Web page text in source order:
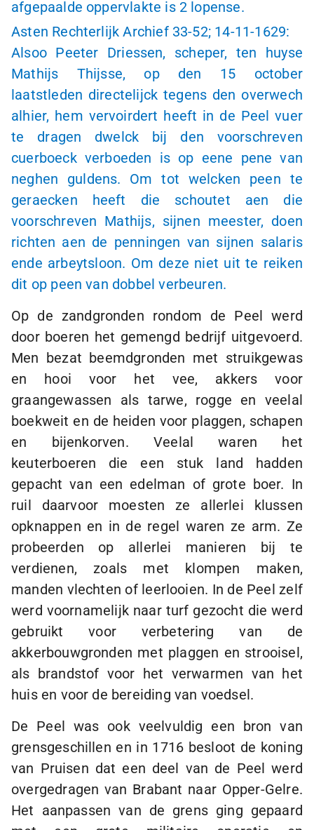
afgepaalde oppervlakte is 2 lopense.
Asten Rechterlijk Archief 33-52; 14-11-1629:
Alsoo Peeter Driessen, scheper, ten huyse
Mathijs Thijsse, op den 15 october
laatstleden directelijck tegens den overwech
alhier, hem vervoirdert heeft in de Peel vuer
te dragen dwelck bij den voorschreven
cuerboeck verboeden is op eene pene van
neghen guldens. Om tot welcken peen te
geraecken heeft die schoutet aen die
voorschreven Mathijs, sijnen meester, doen
richten aen de penningen van sijnen salaris
ende arbeytsloon. Om deze niet uit te reiken
dit op peen van dobbel verbeuren.
Op de zandgronden rondom de Peel werd
door boeren het gemengd bedrijf uitgevoerd.
Men bezat beemdgronden met struikgewas
en hooi voor het vee, akkers voor
graangewassen als tarwe, rogge en veelal
boekweit en de heiden voor plaggen, schapen
en bijenkorven. Veelal waren het
keuterboeren die een stuk land hadden
gepacht van een edelman of grote boer. In
ruil daarvoor moesten ze allerlei klussen
opknappen en in de regel waren ze arm. Ze
probeerden op allerlei manieren bij te
verdienen, zoals met klompen maken,
manden vlechten of leerlooien. In de Peel zelf
werd voornamelijk naar turf gezocht die werd
gebruikt voor verbetering van de
akkerbouwgronden met plaggen en strooisel,
als brandstof voor het verwarmen van het
huis en voor de bereiding van voedsel.
De Peel was ook veelvuldig een bron van
grensgeschillen en in 1716 besloot de koning
van Pruisen dat een deel van de Peel werd
overgedragen van Brabant naar Opper-Gelre.
Het aanpassen van de grens ging gepaard